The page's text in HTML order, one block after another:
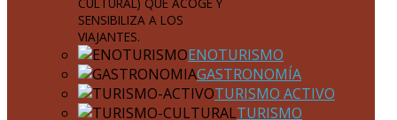
SENSIBILIZA A LOS
VIAJANTES.
ENOTURISMO
GASTRONOMÍA
TURISMO ACTIVO
TURISMO